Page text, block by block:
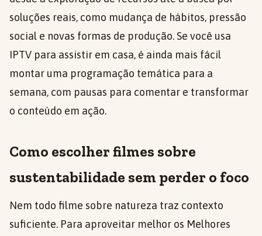
soluções reais, como mudança de hábitos, pressão
social e novas formas de produção. Se você usa
IPTV para assistir em casa, é ainda mais fácil
montar uma programação temática para a
semana, com pausas para comentar e transformar
o conteúdo em ação.
Como escolher filmes sobre
sustentabilidade sem perder o foco
Nem todo filme sobre natureza traz contexto
suficiente. Para aproveitar melhor os Melhores